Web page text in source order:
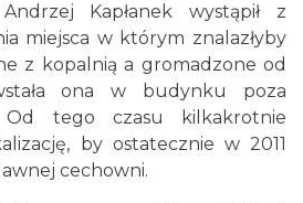
Kapłanek wystąpił z
miejsca w którym znalazłyby
z kopalnią a gromadzone od
ona w budynku poza
tego czasu kilkakrotnie
by ostatecznie w 2011
cechowni.